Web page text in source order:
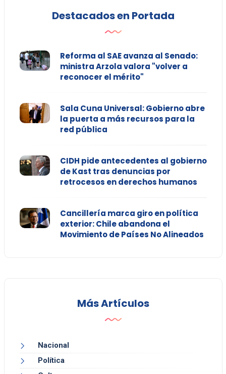
Destacados en Portada
Reforma al SAE avanza al Senado:
ministra Arzola valora "volver a
reconocer el mérito"
Sala Cuna Universal: Gobierno abre
la puerta a más recursos para la
red pública
CIDH pide antecedentes al gobierno
de Kast tras denuncias por
retrocesos en derechos humanos
Cancillería marca giro en política
exterior: Chile abandona el
Movimiento de Países No Alineados
Más Artículos
Nacional
Política